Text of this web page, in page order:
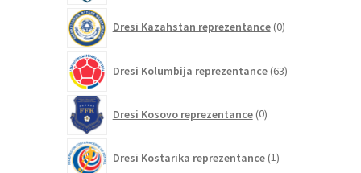
Dresi Kazahstan reprezentance 0izdelkov
Dresi Kolumbija reprezentance 63izdelkov
Dresi Kosovo reprezentance 0izdelkov
Dresi Kostarika reprezentance 1izdelek